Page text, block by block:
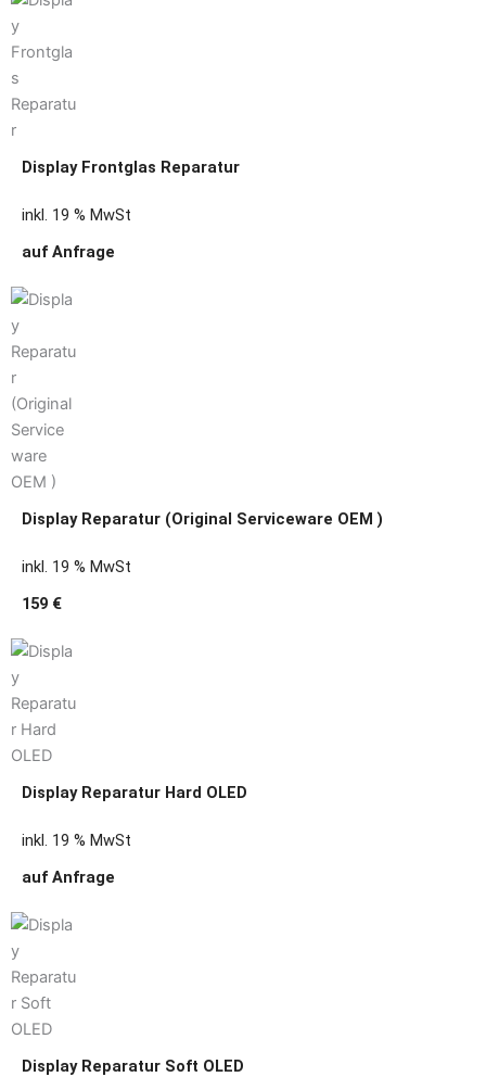
Display Frontglas Reparatur
inkl. 19 % MwSt
auf Anfrage
Display Reparatur (Original Serviceware OEM )
inkl. 19 % MwSt
159 €
Display Reparatur Hard OLED
inkl. 19 % MwSt
auf Anfrage
Display Reparatur Soft OLED